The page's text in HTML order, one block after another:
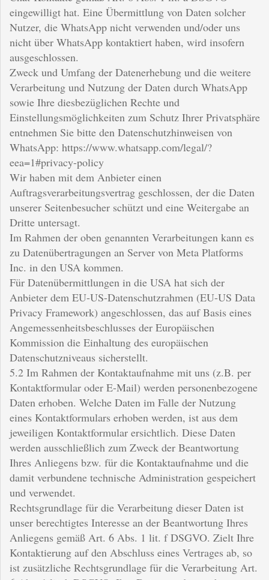
eingewilligt hat. Eine Übermittlung von Daten solcher
Nutzer, die WhatsApp nicht verwenden und/oder uns
nicht über WhatsApp kontaktiert haben, wird insofern
ausgeschlossen.
Zweck und Umfang der Datenerhebung und die weitere
Verarbeitung und Nutzung der Daten durch WhatsApp
sowie Ihre diesbezüglichen Rechte und
Einstellungsmöglichkeiten zum Schutz Ihrer Privatsphäre
entnehmen Sie bitte den Datenschutzhinweisen von
WhatsApp: https://www.whatsapp.com/legal/?
eea=1#privacy-policy
Wir haben mit dem Anbieter einen
Auftragsverarbeitungsvertrag geschlossen, der die Daten
unserer Seitenbesucher schützt und eine Weitergabe an
Dritte untersagt.
Im Rahmen der oben genannten Verarbeitungen kann es
zu Datenübertragungen an Server von Meta Platforms
Inc. in den USA kommen.
Für Datenübermittlungen in die USA hat sich der
Anbieter dem EU-US-Datenschutzrahmen (EU-US Data
Privacy Framework) angeschlossen, das auf Basis eines
Angemessenheitsbeschlusses der Europäischen
Kommission die Einhaltung des europäischen
Datenschutzniveaus sicherstellt.
5.2 Im Rahmen der Kontaktaufnahme mit uns (z.B. per
Kontaktformular oder E-Mail) werden personenbezogene
Daten erhoben. Welche Daten im Falle der Nutzung
eines Kontaktformulars erhoben werden, ist aus dem
jeweiligen Kontaktformular ersichtlich. Diese Daten
werden ausschließlich zum Zweck der Beantwortung
Ihres Anliegens bzw. für die Kontaktaufnahme und die
damit verbundene technische Administration gespeichert
und verwendet.
Rechtsgrundlage für die Verarbeitung dieser Daten ist
unser berechtigtes Interesse an der Beantwortung Ihres
Anliegens gemäß Art. 6 Abs. 1 lit. f DSGVO. Zielt Ihre
Kontaktierung auf den Abschluss eines Vertrages ab, so
ist zusätzliche Rechtsgrundlage für die Verarbeitung Art.